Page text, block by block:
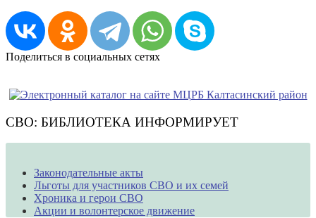
Поделиться в социальных сетях
СВО: БИБЛИОТЕКА ИНФОРМИРУЕТ
Законодательные акты
Льготы для участников СВО и их семей
Хроника и герои СВО
Акции и волонтерское движение